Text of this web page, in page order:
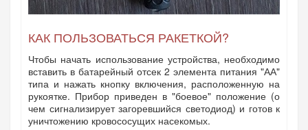
КАК ПОЛЬЗОВАТЬСЯ РАКЕТКОЙ?
Чтобы начать использование устройства, необходимо
вставить в батарейный отсек 2 элемента питания "АА"
типа и нажать кнопку включения, расположенную на
рукоятке. Прибор приведен в "боевое" положение (о
чем сигнализирует загоревшийся светодиод) и готов к
уничтожению кровососущих насекомых.